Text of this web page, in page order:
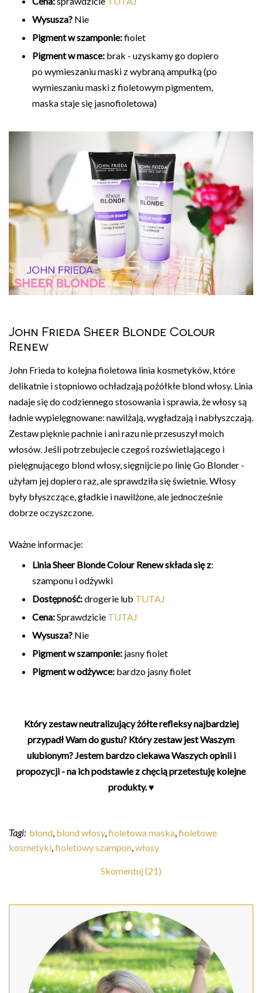
Wysusza? Nie
Pigment w szamponie:fiolet
Pigment w masce: brak - uzyskamy go dopiero
po wymieszaniu maski z wybraną ampułką (po
wymieszaniu maski z fioletowym pigmentem,
maska staje się jasnofioletowa)
John Frieda Sheer Blonde Colour
Renew
John Frieda to kolejna fioletowa linia kosmetyków, które
delikatnie i stopniowo ochładzają pożółkłe blond włosy. Linia
nadaje się do codziennego stosowania i sprawia, że włosy są
ładnie wypielęgnowane: nawilżają, wygładzają i nabłyszczają.
Zestaw pięknie pachnie i ani razu nie przesuszył moich
włosów. Jeśli potrzebujecie czegoś rozświetlającego i
pielęgnującego blond włosy, sięgnijcie po linię Go Blonder -
użyłam jej dopiero raz, ale sprawdziła się świetnie. Włosy
były błyszczące, gładkie i nawilżone, ale jednocześnie
dobrze oczyszczone.
Ważne informacje:
Linia Sheer Blonde Colour Renew składa się z:
szamponu i odżywki
Dostępność:drogerie lub TUTAJ
Cena:Sprawdzicie TUTAJ
Wysusza? Nie
Pigment w szamponie: jasny fiolet
Pigment w odżywce: bardzo jasny fiolet
Który zestaw neutralizujący żółte refleksy najbardziej
przypadł Wam do gustu? Który zestaw jest Waszym
ulubionym? Jestem bardzo ciekawa Waszych opinii i
propozycji - na ich podstawie z chęcią przetestuję kolejne
produkty. ♥
Tagi: blond, blond włosy,fioletowa maska,fioletowe
kosmetyki,fioletowy szampon,włosy
Skomentuj (21)